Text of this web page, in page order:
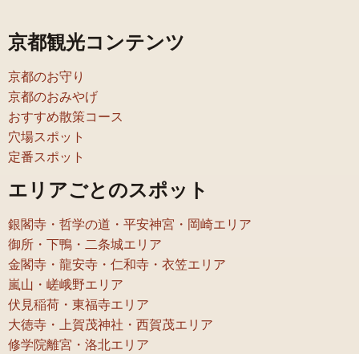
京都観光コンテンツ
京都のお守り
京都のおみやげ
おすすめ散策コース
穴場スポット
定番スポット
エリアごとのスポット
銀閣寺・哲学の道・平安神宮・岡崎エリア
御所・下鴨・二条城エリア
金閣寺・龍安寺・仁和寺・衣笠エリア
嵐山・嵯峨野エリア
伏見稲荷・東福寺エリア
大徳寺・上賀茂神社・西賀茂エリア
修学院離宮・洛北エリア